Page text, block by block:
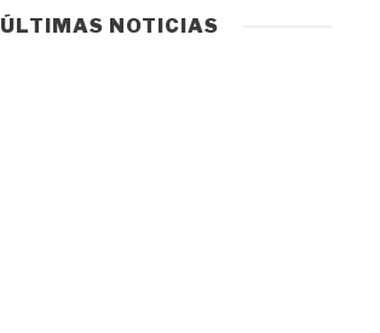
ÚLTIMAS NOTICIAS